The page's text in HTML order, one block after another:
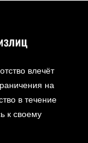
влечёт
на
в течение
к своему